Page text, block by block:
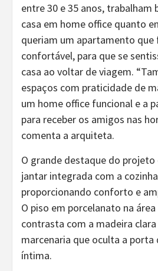
entre 30 e 35 anos,
casa em home office quanto
queriam um apartamento
confortável, para que se
casa ao voltar de viagem.
espaços com praticidade de
um home office funcional e a
para receber os amigos nas
comenta a arquiteta.
O grande destaque do projeto
jantar integrada com a
proporcionando conforto e
O piso em porcelanato na
contrasta com a madeira
marcenaria que oculta a porta
íntima.